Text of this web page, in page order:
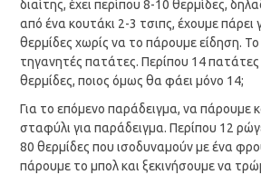
διαίτης, έχει περίπου 8-10 θερμίδες,
από ένα κουτάκι 2-3 τσιπς, έχουμε πάρει
θερμίδες χωρίς να το πάρουμε είδηση. Το
τηγανητές πατάτες. Περίπου 14 πατάτες
θερμίδες, ποιος όμως θα φάει μόνο 14;
Για το επόμενο παράδειγμα, να πάρουμε
σταφύλι για παράδειγμα. Περίπου 12
80 θερμίδες που ισοδυναμούν με ένα
πάρουμε το μπολ και ξεκινήσουμε να